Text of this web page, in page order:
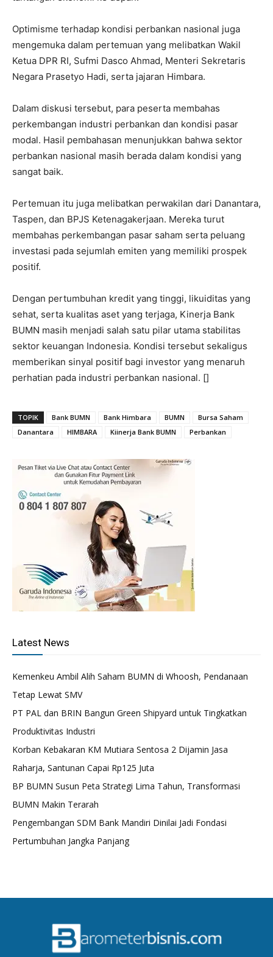
Optimisme terhadap kondisi perbankan nasional juga
mengemuka dalam pertemuan yang melibatkan Wakil
Ketua DPR RI, Sufmi Dasco Ahmad, Menteri Sekretaris
Negara Prasetyo Hadi, serta jajaran Himbara.
Dalam diskusi tersebut, para peserta membahas
perkembangan industri perbankan dan kondisi pasar
modal. Hasil pembahasan menunjukkan bahwa sektor
perbankan nasional masih berada dalam kondisi yang
sangat baik.
Pertemuan itu juga melibatkan perwakilan dari Danantara,
Taspen, dan BPJS Ketenagakerjaan. Mereka turut
membahas perkembangan pasar saham serta peluang
investasi pada sejumlah emiten yang memiliki prospek
positif.
Dengan pertumbuhan kredit yang tinggi, likuiditas yang
sehat, serta kualitas aset yang terjaga, Kinerja Bank
BUMN masih menjadi salah satu pilar utama stabilitas
sektor keuangan Indonesia. Kondisi tersebut sekaligus
memberikan sinyal positif bagi investor yang menaruh
perhatian pada industri perbankan nasional. []
TOPIK Bank BUMN Bank Himbara BUMN
Bursa Saham
Danantara
HIMBARA Kiinerja Bank BUMN Perbankan
Latest News
Kemenkeu Ambil Alih Saham BUMN di Whoosh, Pendanaan
Tetap Lewat SMV
PT PAL dan BRIN Bangun Green Shipyard untuk Tingkatkan
Produktivitas Industri
Korban Kebakaran KM Mutiara Sentosa 2 Dijamin Jasa
Raharja, Santunan Capai Rp125 Juta
BP BUMN Susun Peta Strategi Lima Tahun, Transformasi
BUMN Makin Terarah
Pengembangan SDM Bank Mandiri Dinilai Jadi Fondasi
Pertumbuhan Jangka Panjang